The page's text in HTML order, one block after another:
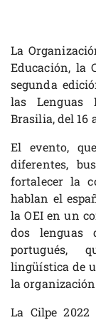
La
Educación, la
segunda
las Lenguas
Brasilia, del 16
El evento,
diferentes,
fortalecer la
hablan el
la OEI en un
dos lenguas
portugués,
lingüística de
la
La Cilpe